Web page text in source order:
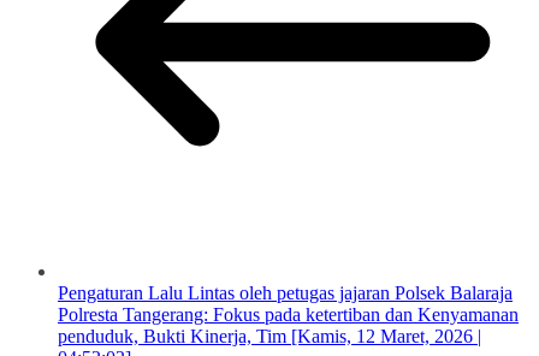
Pengaturan Lalu Lintas oleh petugas jajaran Polsek Balaraja
Polresta Tangerang: Fokus pada ketertiban dan Kenyamanan
penduduk, Bukti Kinerja, Tim [Kamis, 12 Maret, 2026 |